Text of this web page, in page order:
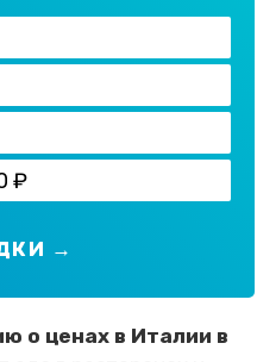
₽
→
о ценах в Италии в